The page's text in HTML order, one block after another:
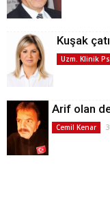
Kuşak
Uzm. Klinik
Arif olan
Cemil Kenar